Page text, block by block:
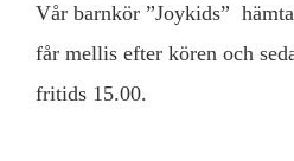
Vår barnkör ”Joykids”
får mellis efter kören och
fritids 15.00.